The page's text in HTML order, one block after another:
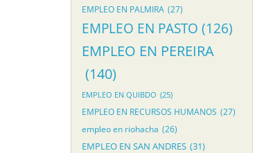
EMPLEO EN PALMIRA (27)
EMPLEO EN PASTO (126)
EMPLEO EN PEREIRA
(140)
EMPLEO EN QUIBDO (25)
EMPLEO EN RECURSOS HUMANOS (27)
empleo en riohacha (26)
EMPLEO EN SAN ANDRES (31)